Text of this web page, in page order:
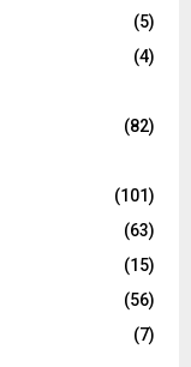
(5)
(4)
(82)
(101)
(63)
(15)
(56)
(7)